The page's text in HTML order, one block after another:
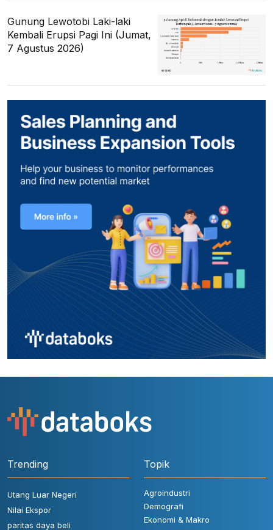
Gunung Lewotobi Laki-laki
Kembali Erupsi Pagi Ini (Jumat,
7 Agustus 2026)
Trending
Utang Luar Negeri
Nilai Ekspor
paritas daya beli
Topik
Agroindustri
Demografi
Ekonomi & Makro